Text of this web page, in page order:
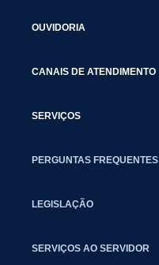
OUVIDORIA
CANAIS DE ATENDIMENTO
SERVIÇOS
PERGUNTAS FREQUENTES
LEGISLAÇÃO
SERVIÇOS AO SERVIDOR